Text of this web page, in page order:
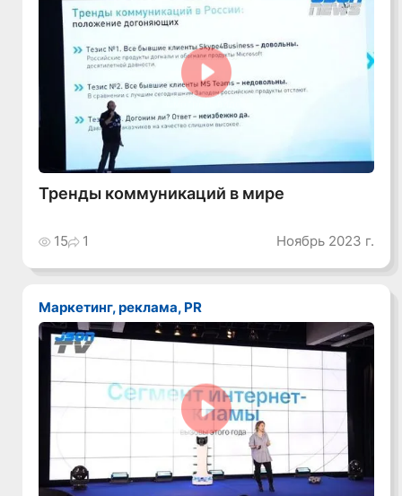
Тренды коммуникаций в мире
15 1 Ноябрь 2023 г.
Маркетинг, реклама, PR
Смотреть видео